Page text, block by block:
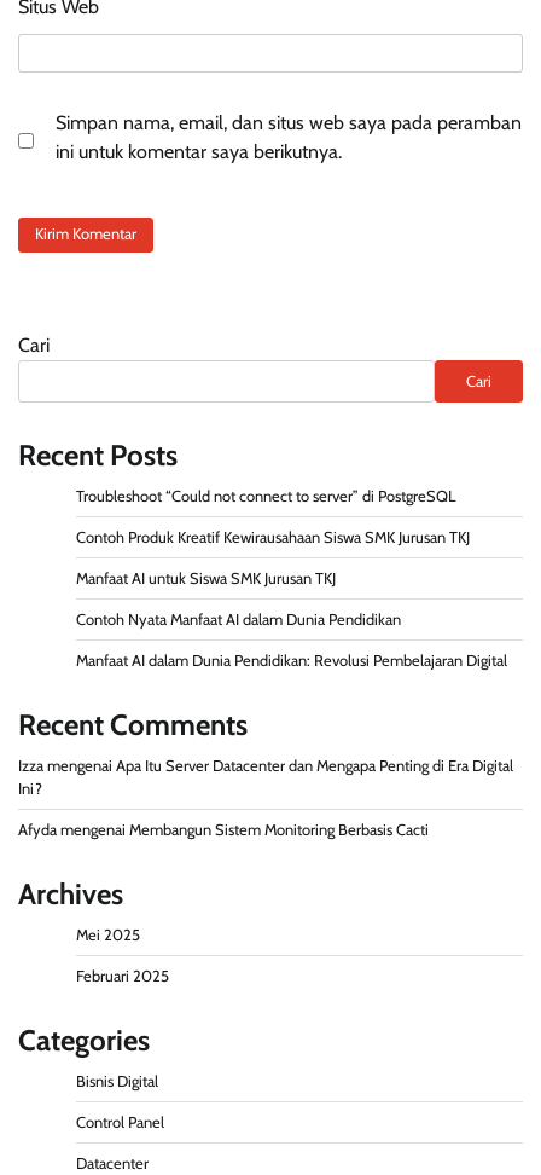
Situs Web
Simpan nama, email, dan situs web saya pada peramban
ini untuk komentar saya berikutnya.
Cari
Cari
Recent Posts
Troubleshoot “Could not connect to server” di PostgreSQL
Contoh Produk Kreatif Kewirausahaan Siswa SMK Jurusan TKJ
Manfaat AI untuk Siswa SMK Jurusan TKJ
Contoh Nyata Manfaat AI dalam Dunia Pendidikan
Manfaat AI dalam Dunia Pendidikan: Revolusi Pembelajaran Digital
Recent Comments
Izza mengenai Apa Itu Server Datacenter dan Mengapa Penting di Era Digital
Ini?
Afyda mengenai Membangun Sistem Monitoring Berbasis Cacti
Archives
Mei 2025
Februari 2025
Categories
Bisnis Digital
Control Panel
Datacenter